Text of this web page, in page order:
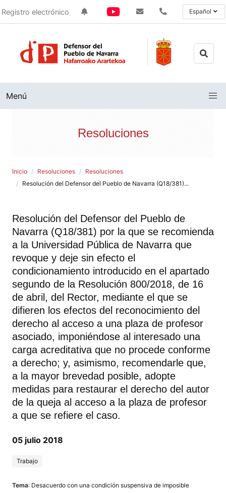
Registro electrónico Español
Menú
Resoluciones
Inicio Resoluciones
Resoluciones
Resolución del Defensor del Pueblo de Navarra (Q18/381)...
Resolución del Defensor del Pueblo de
Navarra (Q18/381) por la que se recomienda
a la Universidad Pública de Navarra que
revoque y deje sin efecto el
condicionamiento introducido en el apartado
segundo de la Resolución 800/2018, de 16
de abril, del Rector, mediante el que se
difieren los efectos del reconocimiento del
derecho al acceso a una plaza de profesor
asociado, imponiéndose al interesado una
carga acreditativa que no procede conforme
a derecho; y, asimismo, recomendarle que,
a la mayor brevedad posible, adopte
medidas para restaurar el derecho del autor
de la queja al acceso a la plaza de profesor
a que se refiere el caso.
05 julio 2018
Trabajo
Tema: Desacuerdo con una condición suspensiva de imposible